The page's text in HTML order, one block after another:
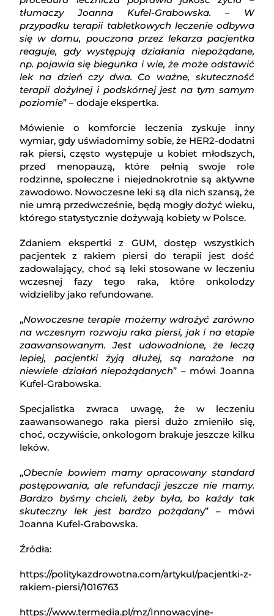
tłumaczy Joanna Kufel-Grabowska. – W
przypadku terapii tabletkowych leczenie odbywa
się w domu, pouczona przez lekarza pacjentka
reaguje, gdy występują działania niepożądane,
np. pojawia się biegunka i wie, że może odstawić
lek na dzień czy dwa. Co ważne, skuteczność
terapii dożylnej i podskórnej jest na tym samym
poziomie” – dodaje ekspertka.
Mówienie o komforcie leczenia zyskuje inny
wymiar, gdy uświadomimy sobie, że HER2-dodatni
rak piersi, często występuje u kobiet młodszych,
przed menopauzą, które pełnią swoje role
rodzinne, społeczne i niejednokrotnie są aktywne
zawodowo. Nowoczesne leki są dla nich szansą, że
nie umrą przedwcześnie, będą mogły dożyć wieku,
którego statystycznie dożywają kobiety w Polsce.
Zdaniem ekspertki z GUM, dostęp wszystkich
pacjentek z rakiem piersi do terapii jest dość
zadowalający, choć są leki stosowane w leczeniu
wczesnej fazy tego raka, które onkolodzy
widzieliby jako refundowane.
„Nowoczesne terapie możemy wdrożyć zarówno
na wczesnym rozwoju raka piersi, jak i na etapie
zaawansowanym. Jest udowodnione, że leczą
lepiej, pacjentki żyją dłużej, są narażone na
niewiele działań niepożądanych” – mówi Joanna
Kufel-Grabowska.
Specjalistka zwraca uwagę, że w leczeniu
zaawansowanego raka piersi dużo zmieniło się,
choć, oczywiście, onkologom brakuje jeszcze kilku
leków.
„Obecnie bowiem mamy opracowany standard
postępowania, ale refundacji jeszcze nie mamy.
Bardzo byśmy chcieli, żeby była, bo każdy tak
skuteczny lek jest bardzo pożądany” – mówi
Joanna Kufel-Grabowska.
Źródła:
https://politykazdrowotna.com/artykul/pacjentki-z-
rakiem-piersi/1016763
https://www.termedia.pl/mz/Innowacyjne-